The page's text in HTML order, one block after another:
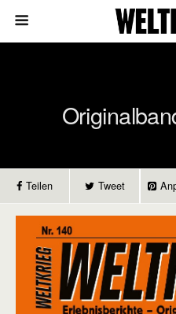
Teilen Tweet